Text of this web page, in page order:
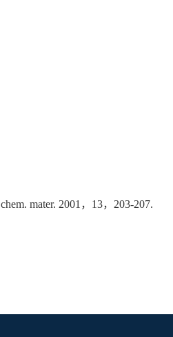
mater. 2001，13，203-207.